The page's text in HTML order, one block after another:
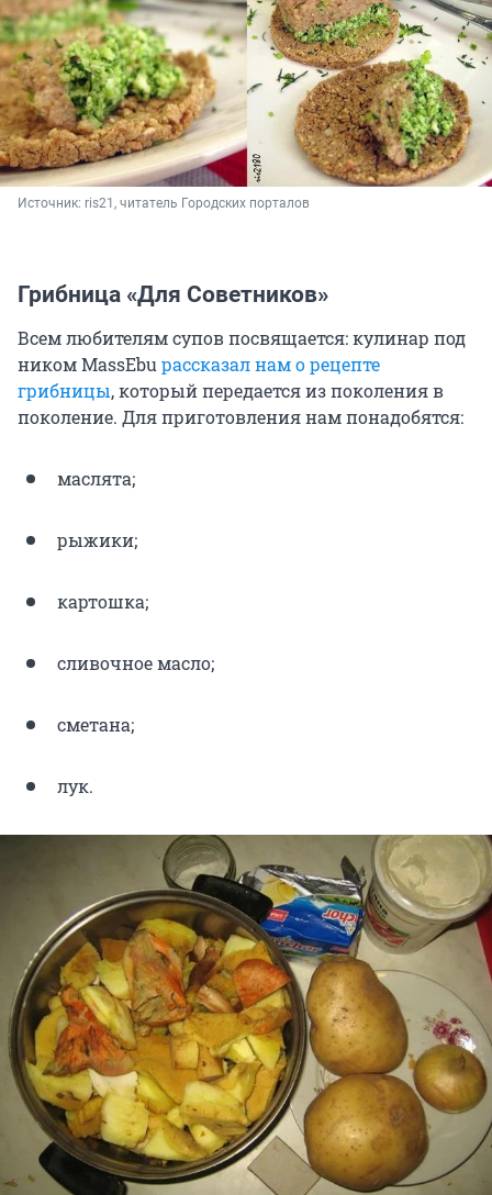
Источник: ris21, читатель Городских порталов
Грибница «Для Советников»
Всем любителям супов посвящается: кулинар под
ником MassEbuрассказал нам о рецепте
грибницы, который передается из поколения в
поколение. Для приготовления нам понадобятся:
маслята;
рыжики;
картошка;
сливочное масло;
сметана;
лук.